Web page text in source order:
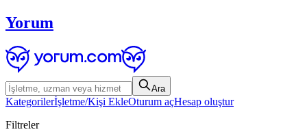
Yorum
Ara
Kategorilerİşletme/Kişi EkleOturum açHesap oluştur
Filtreler